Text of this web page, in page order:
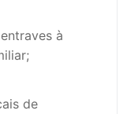
à
de